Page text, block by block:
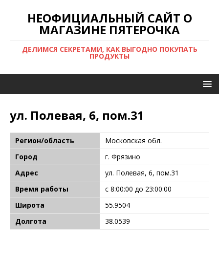
НЕОФИЦИАЛЬНЫЙ САЙТ О
МАГАЗИНЕ ПЯТЕРОЧКА
ДЕЛИМСЯ СЕКРЕТАМИ, КАК ВЫГОДНО ПОКУПАТЬ
ПРОДУКТЫ
ул. Полевая, 6, пом.31
Регион/область
Московская обл.
Город
г. Фрязино
Адрес
ул. Полевая, 6, пом.31
Время работы
с 8:00:00 до 23:00:00
Широта
55.9504
Долгота
38.0539